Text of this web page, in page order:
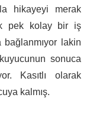
hikayeyi merak
pek kolay bir iş
lakin
sonuca
Kasıtlı olarak
kalmış.